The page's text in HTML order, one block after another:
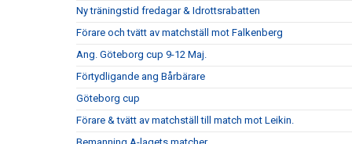
Ny träningstid fredagar & Idrottsrabatten
Förare och tvätt av matchställ mot Falkenberg
Ang. Göteborg cup 9-12 Maj.
Förtydligande ang Bårbärare
Göteborg cup
Förare & tvätt av matchställ till match mot Leikin.